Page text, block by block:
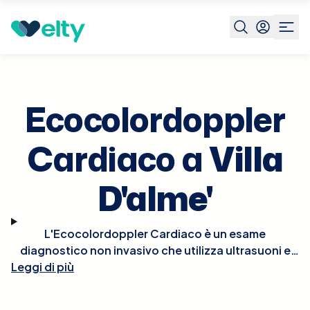
Prenota visita Villa D'alme'
Ecocolordoppler
Cardiaco aVilla
D'alme'
L'Ecocolordoppler Cardiaco è un esame
diagnostico non invasivo che utilizza ultrasuoni e
tecnologia Doppler per visualizzare in tempo reale le
Leggi di più